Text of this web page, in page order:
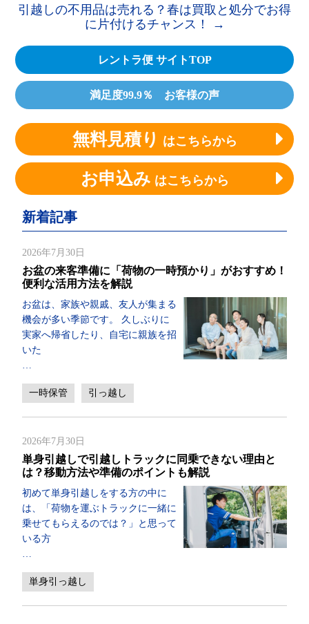
引越しの不用品は売れる？春は買取と処分でお得
に片付けるチャンス！
→
レントラ便 サイトTOP
満足度99.9％ お客様の声
無料見積り はこちらから
お申込み はこちらから
新着記事
2026年7月30日
お盆の来客準備に「荷物の一時預かり」がおすすめ！
便利な活用方法を解説
お盆は、家族や親戚、友人が集まる
機会が多い季節です。 久しぶりに
実家へ帰省したり、自宅に親族を招
いた
一時保管 引っ越し
2026年7月30日
単身引越しで引越しトラックに同乗できない理由と
は？移動方法や準備のポイントも解説
初めて単身引越しをする方の中に
は、「荷物を運ぶトラックに一緒に
乗せてもらえるのでは？」と思って
いる方
単身引っ越し